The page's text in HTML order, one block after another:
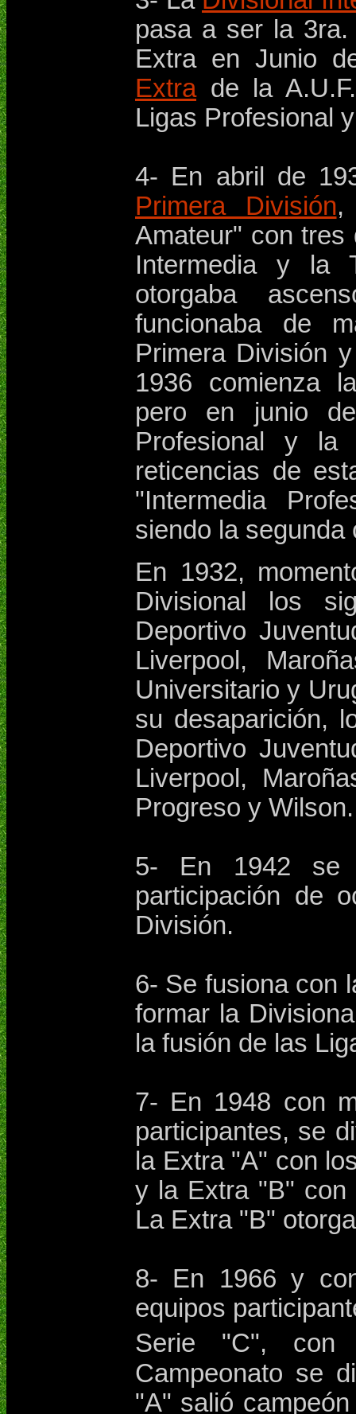
pasa a ser la
Extra en Junio
Extrade la
Ligas Profesional
4- En abril de
Primera División,
Amateur" con tres
Intermedia y la
otorgaba
funcionaba de
Primera División
1936 comienza
pero en junio
Profesional y
reticencias de
"Intermedia
siendo la segunda
En 1932,
Divisional los
Deportivo
Liverpool,
Universitario y
su desaparición,
Deportivo
Liverpool,
Progreso y Wilson.
5- En 1942
participación de
División.
6- Se fusiona con
formar la
la fusión de las
7- En 1948 con
participantes, se
la Extra "A" con
y la Extra "B" con
La Extra "B"
8- En 1966 y
equipos
Serie "C",
Campeonato se
"A" salió